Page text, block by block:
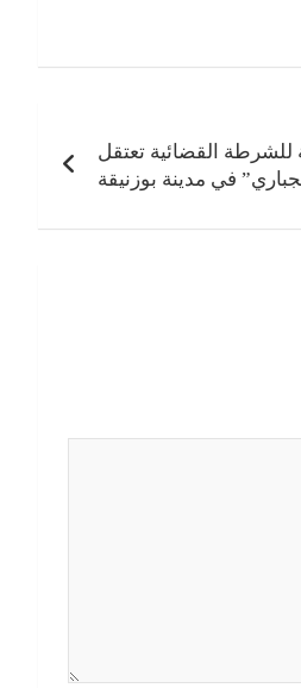
للشرطة القضائية تعتقل
في مدينة بوزنيقة